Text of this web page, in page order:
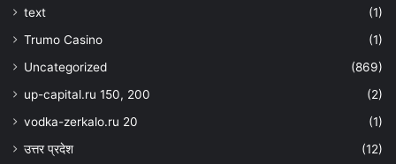
text
(1)
Trumo Casino
(1)
Uncategorized
(869)
up-capital.ru 150, 200
(2)
vodka-zerkalo.ru 20
(1)
उत्तर प्रदेश
(12)